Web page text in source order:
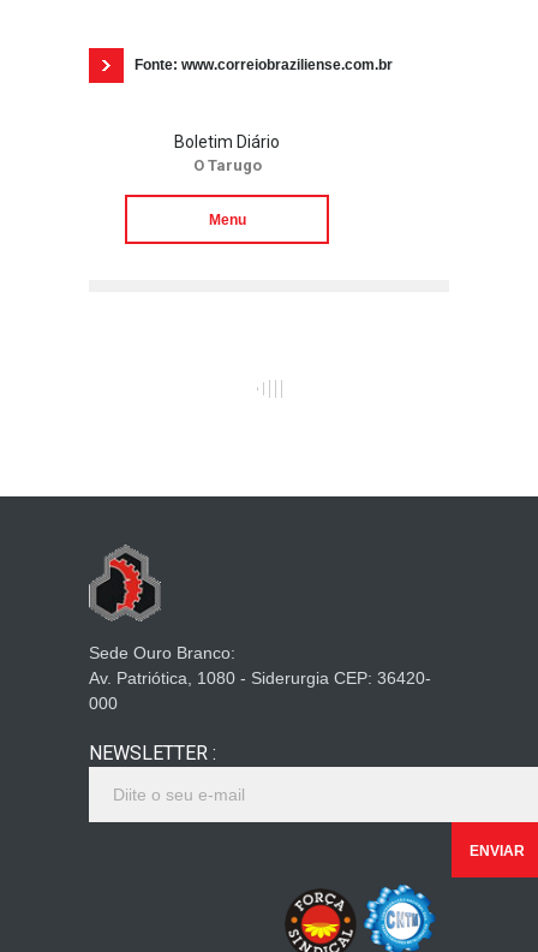
Fonte: www.correiobraziliense.com.br
Boletim Diário
O Tarugo
Menu
Sede Ouro Branco:
Av. Patriótica, 1080 - Siderurgia CEP: 36420-
000
NEWSLETTER :